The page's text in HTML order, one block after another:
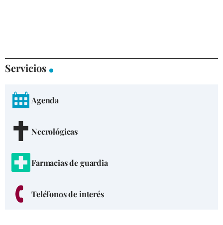
Servicios
Agenda
Necrológicas
Farmacias de guardia
Teléfonos de interés